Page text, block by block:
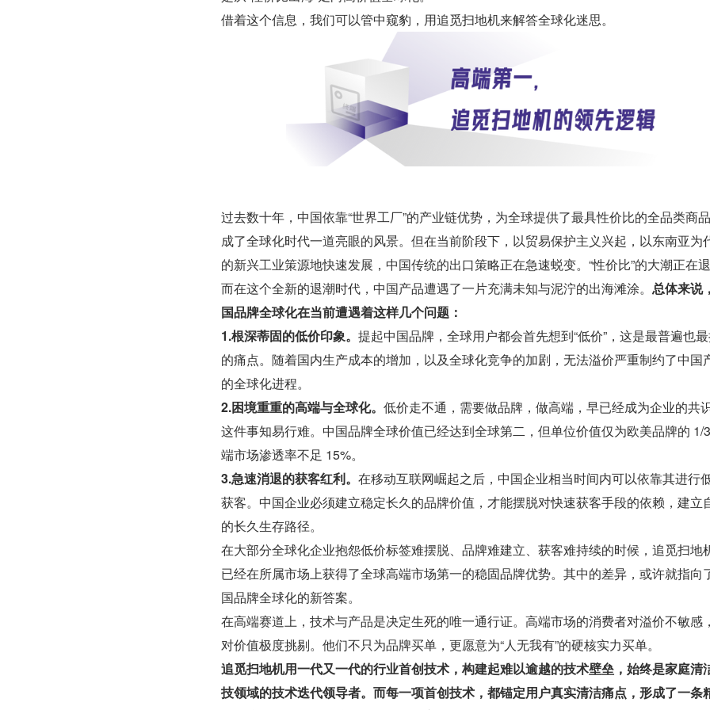
借着这个信息，我们可以管中窥豹，用追觅扫地机来解答全球化迷思。
过去数十年，中国依靠“世界工厂”的产业链优势，为全球提供了最具性价比的全品类商
成了全球化时代一道亮眼的风景。但在当前阶段下，以贸易保护主义兴起，以东南亚为
的新兴工业策源地快速发展，中国传统的出口策略正在急速蜕变。“性价比”的大潮正在退
而在这个全新的退潮时代，中国产品遭遇了一片充满未知与泥泞的出海滩涂。 总体来说
国品牌全球化在当前遭遇着这样几个问题：
1.根深蒂固的低价印象。 提起中国品牌，全球用户都会首先想到“低价”，这是最普遍也
的痛点。随着国内生产成本的增加，以及全球化竞争的加剧，无法溢价严重制约了中国
的全球化进程。
2.困境重重的高端与全球化。 低价走不通，需要做品牌，做高端，早已经成为企业的共
这件事知易行难。中国品牌全球价值已经达到全球第二，但单位价值仅为欧美品牌的 1/
端市场渗透率不足 15%。
3.急速消退的获客红利。 在移动互联网崛起之后，中国企业相当时间内可以依靠其进行
获客。中国企业必须建立稳定长久的品牌价值，才能摆脱对快速获客手段的依赖，建立
的长久生存路径。
在大部分全球化企业抱怨低价标签难摆脱、品牌难建立、获客难持续的时候，追觅扫地
已经在所属市场上获得了全球高端市场第一的稳固品牌优势。其中的差异，或许就指向
国品牌全球化的新答案。
在高端赛道上，技术与产品是决定生死的唯一通行证。高端市场的消费者对溢价不敏感
对价值极度挑剔。他们不只为品牌买单，更愿意为“人无我有”的硬核实力买单。
追觅扫地机用一代又一代的行业首创技术，构建起难以逾越的技术壁垒，始终是家庭清
技领域的技术迭代领导者。而每一项首创技术，都锚定用户真实清洁痛点，形成了一条